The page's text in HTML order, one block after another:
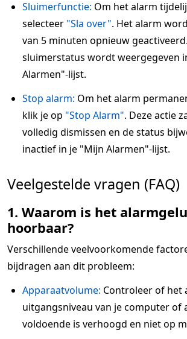
Sluimerfunctie: Om het alarm
selecteer "Sla over". Het alarm
van 5 minuten opnieuw
sluimerstatus wordt weergegeven
Alarmen"-lijst.
Stop alarm: Om het alarm
klik je op "Stop Alarm". Deze actie
volledig dismissen en de status
inactief in je "Mijn Alarmen"-lijst.
Veelgestelde vragen (FAQ)
1. Waarom is het
hoorbaar?
Verschillende veelvoorkomende
bijdragen aan dit probleem:
Apparaatvolume: Controleer of het
uitgangsniveau van je computer of
voldoende is verhoogd en niet op